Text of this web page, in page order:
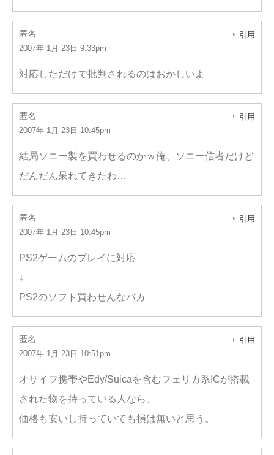
匿名
2007年 1月 23日 9:33pm
引用
対応しただけで批判されるのはおかしいよ
匿名
2007年 1月 23日 10:45pm
引用
結局ソニー製を買わせるのかｗ俺、ソニー信者だけど
だんだん呆れてきたわ…
匿名
2007年 1月 23日 10:45pm
引用
PS2ゲームのプレイに対応
↓
PS2のソフト買わせんなバカ
匿名
2007年 1月 23日 10:51pm
引用
オサイフ携帯やEdy/Suicaを含むフェリカ系ICが搭載
された物を持っている人なら、
価格も安いし持っていても損は無いと思う。